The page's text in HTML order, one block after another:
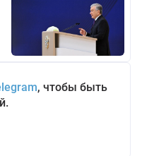
, чтобы быть